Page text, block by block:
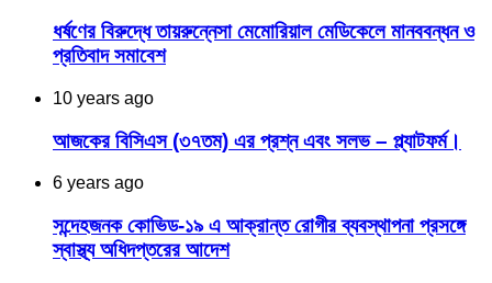
ধর্ষণের বিরুদ্ধে তায়রুন্নেসা মেমোরিয়াল মেডিকেলে মানববন্ধন ও
প্রতিবাদ সমাবেশ
10 years ago
আজকের বিসিএস (৩৭তম) এর প্রশ্ন এবং সলভ – প্ল্যাটফর্ম।
6 years ago
সন্দেহজনক কোভিড-১৯ এ আক্রান্ত রোগীর ব্যবস্থাপনা প্রসঙ্গে
স্বাস্থ্য অধিদপ্তরের আদেশ